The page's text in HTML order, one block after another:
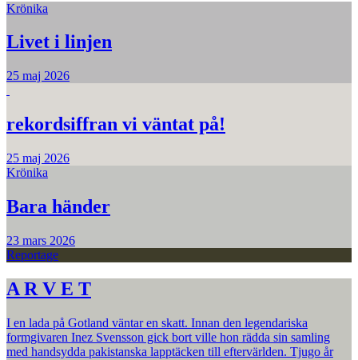
Krönika
Livet i linjen
25 maj 2026
rekordsiffran vi väntat på!
25 maj 2026
Krönika
Bara händer
23 mars 2026
Reportage
A R V E T
I en lada på Gotland väntar en skatt. Innan den legendariska
formgivaren Inez Svensson gick bort ville hon rädda sin samling
med handsydda pakistanska lapptäcken till eftervärlden. Tjugo år